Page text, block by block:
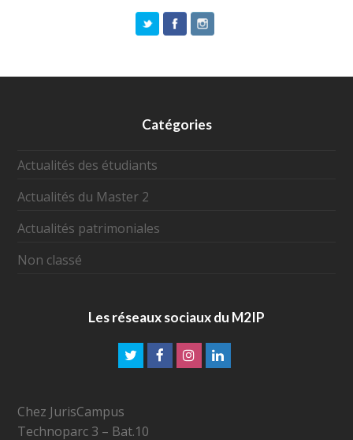
Catégories
Actualités des étudiants
Actualités du Master 2
Actualités patrimoniales
Non classé
Les réseaux sociaux du M2IP
Chez JurisCampus
Technoparc 3 – Bat.10